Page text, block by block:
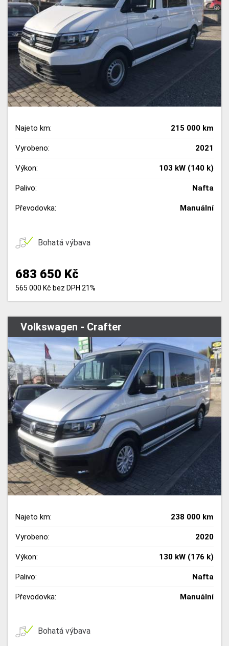
Najeto km: 215 000 km
Vyrobeno: 2021
Výkon: 103 kW (140 k)
Palivo: Nafta
Převodovka: Manuální
Bohatá výbava
683 650 Kč
565 000 Kč bez DPH 21%
Volkswagen - Crafter
Najeto km: 238 000 km
Vyrobeno: 2020
Výkon: 130 kW (176 k)
Palivo: Nafta
Převodovka: Manuální
Bohatá výbava